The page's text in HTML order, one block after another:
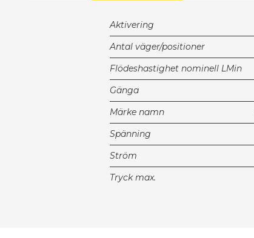
Aktivering
Antal väger/positioner
Flödeshastighet nominell LMin
Gänga
Märke namn
Spänning
Ström
Tryck max.